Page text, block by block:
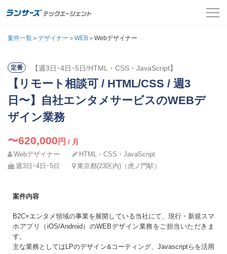
案件一覧
よくある質問
会員登録
案件一覧 ＞ デザイナー ＞ WEB ＞Webデザイナー
定番 【週3日･4日･5日/HTML・CSS・JavaScript】
【リモート相談可 / HTML/CSS / 週3
日〜】自社エンタメサービスのWEBデ
ザイン業務
〜620,000 円 / 月
Webデザイナー
HTML・CSS・JavaScript
週3日･4日･5日
東京都(23区内)（虎ノ門駅）
案件内容
B2C×エンタメ領域の事業を展開している当社にて、現行・新規スマ
ホアプリ（iOS/Android）のWEBデザイン業務をご担当いただきま
す。
主な業務としてはLPのデザイン&コーティング、Javascriptらを活用
メールアドレス
パスワードを忘れた方はこちら
氏名 必須
カナ 必須
メールアドレス 必須
電話番号